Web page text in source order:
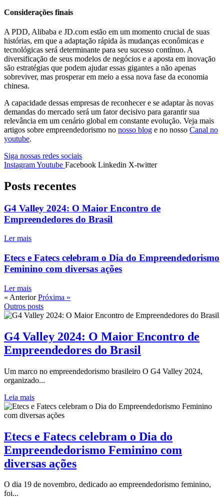
Considerações finais
A PDD, Alibaba e JD.com estão em um momento crucial de suas
histórias, em que a adaptação rápida às mudanças econômicas e
tecnológicas será determinante para seu sucesso contínuo. A
diversificação de seus modelos de negócios e a aposta em inovação
são estratégias que podem ajudar essas gigantes a não apenas
sobreviver, mas prosperar em meio a essa nova fase da economia
chinesa.
A capacidade dessas empresas de reconhecer e se adaptar às novas
demandas do mercado será um fator decisivo para garantir sua
relevância em um cenário global em constante evolução. Veja mais
artigos sobre empreendedorismo no nosso blog e no nosso Canal no
youtube.
Siga nossas redes sociais
InstagramYoutube Facebook Linkedin X-twitter
Posts recentes
G4 Valley 2024: O Maior Encontro de
Empreendedores do Brasil
Ler mais
Etecs e Fatecs celebram o Dia do Empreendedorismo
Feminino com diversas ações
Ler mais
« Anterior Próxima »
Outros posts
G4 Valley 2024: O Maior Encontro de
Empreendedores do Brasil
Um marco no empreendedorismo brasileiro O G4 Valley 2024,
organizado...
Leia mais
Etecs e Fatecs celebram o Dia do
Empreendedorismo Feminino com
diversas ações
O dia 19 de novembro, dedicado ao empreendedorismo feminino,
foi...